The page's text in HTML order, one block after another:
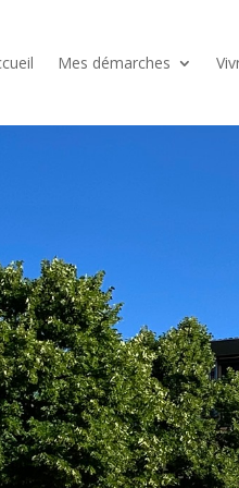
Mes démarches